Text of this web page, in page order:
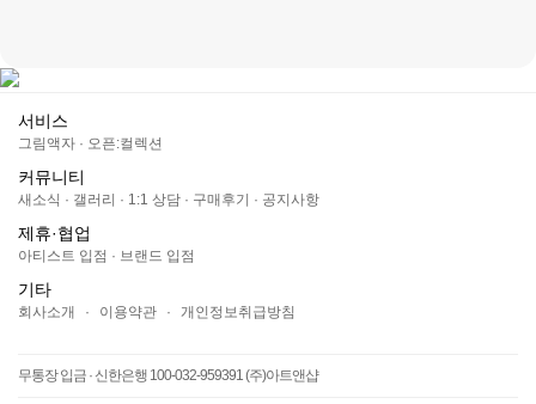
서비스
그림액자 · 오픈:컬렉션
커뮤니티
새소식 · 갤러리 · 1:1 상담 · 구매후기 · 공지사항
제휴·협업
아티스트 입점 · 브랜드 입점
기타
회사소개 · 이용약관 · 개인정보취급방침
무통장 입금 · 신한은행 100-032-959391 (주)아트앤샵